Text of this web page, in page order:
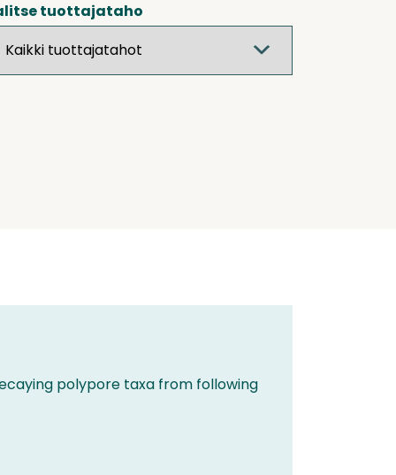
tuottajataho
polypore taxa from following